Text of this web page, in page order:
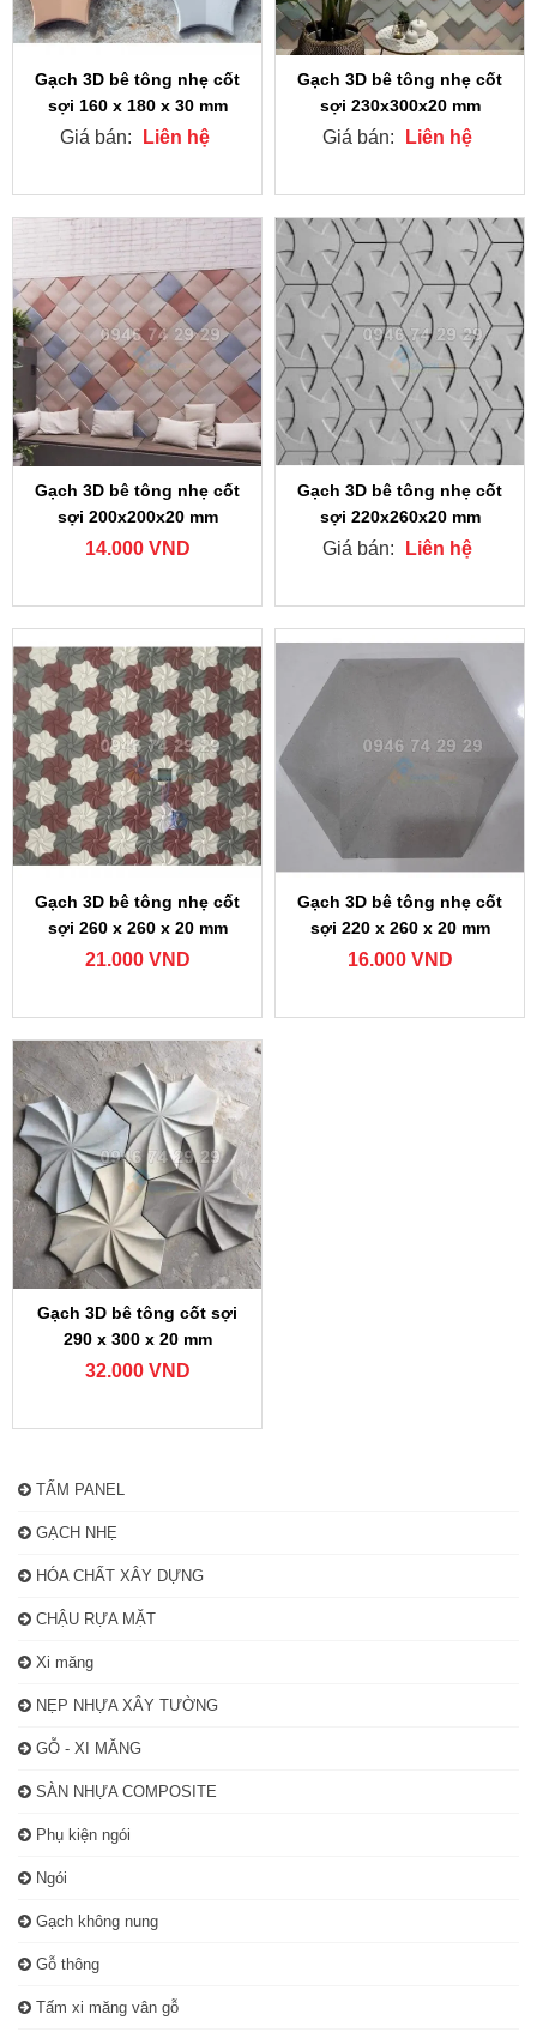
Gạch 3D bê tông nhẹ cốt
sợi 160 x 180 x 30 mm
Giá bán: Liên hệ
Gạch 3D bê tông nhẹ cốt
sợi 230x300x20 mm
Giá bán: Liên hệ
Gạch 3D bê tông nhẹ cốt
sợi 200x200x20 mm
14.000 VND
Gạch 3D bê tông nhẹ cốt
sợi 220x260x20 mm
Giá bán: Liên hệ
Gạch 3D bê tông nhẹ cốt
sợi 260 x 260 x 20 mm
21.000 VND
Gạch 3D bê tông nhẹ cốt
sợi 220 x 260 x 20 mm
16.000 VND
Gạch 3D bê tông cốt sợi
290 x 300 x 20 mm
32.000 VND
TẤM PANEL
GẠCH NHẸ
HÓA CHẤT XÂY DỰNG
CHẬU RỰA MẶT
Xi măng
NẸP NHỰA XÂY TƯỜNG
GỖ - XI MĂNG
SÀN NHỰA COMPOSITE
Phụ kiện ngói
Ngói
Gạch không nung
Gỗ thông
Tấm xi măng vân gỗ